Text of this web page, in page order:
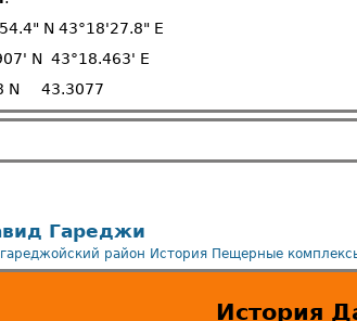
N 43°18'27.8" E
N 43°18.463' E
N 43.3077
Гареджи
район История Пещерные
История